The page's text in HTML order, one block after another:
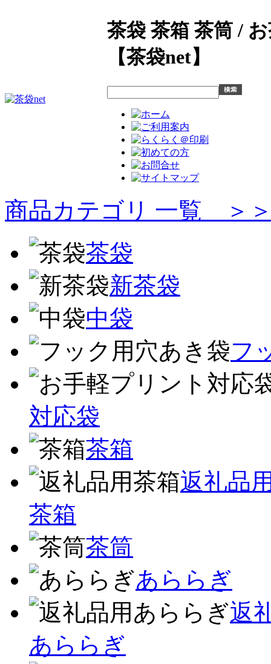
茶袋 茶箱 茶筒 /
【茶袋net】
商品カテゴリ 一覧 ＞
茶袋
新茶袋
中袋
フ
対応袋
茶箱
返礼品
茶箱
茶筒
あららぎ
返
あららぎ